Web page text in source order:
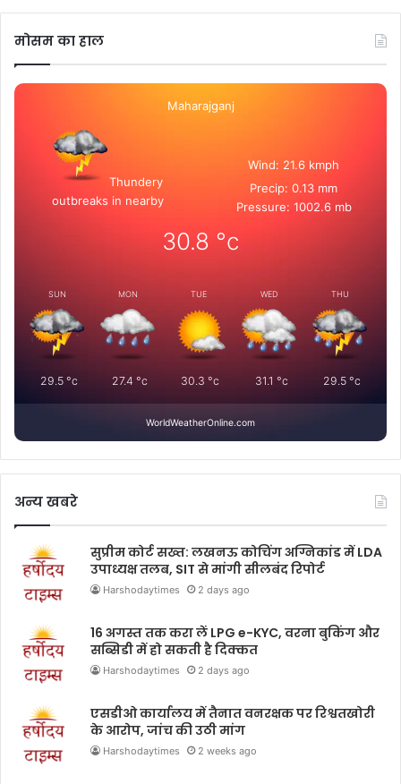
मोसम का हाल
Maharajganj
Thundery
outbreaks in nearby
Wind: 21.6 kmph
Precip: 0.13 mm
Pressure: 1002.6 mb
30.8 °c
SUN
29.5°c
MON
27.4 °c
TUE
30.3 °c
WED
31.1 °c
THU
29.5 °c
WorldWeatherOnline.com
अन्य खबरे
सुप्रीम कोर्ट सख्त: लखनऊ कोचिंग अग्निकांड में LDA
उपाध्यक्ष तलब, SIT से मांगी सीलबंद रिपोर्ट
Harshodaytimes 2 days ago
16 अगस्त तक करा लें LPG e-KYC, वरना बुकिंग और
सब्सिडी में हो सकती है दिक्कत
Harshodaytimes 2 days ago
एसडीओ कार्यालय में तैनात वनरक्षक पर रिश्वतखोरी
के आरोप, जांच की उठी मांग
Harshodaytimes 2 weeks ago